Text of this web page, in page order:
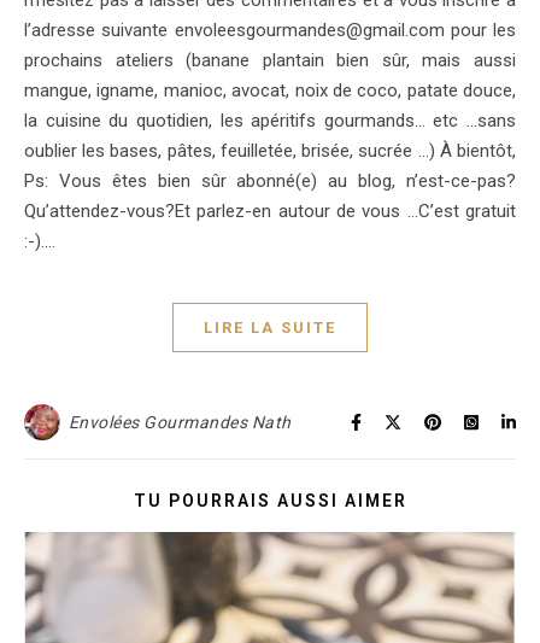
l’adresse suivante envoleesgourmandes@gmail.com pour les
prochains ateliers (banane plantain bien sûr, mais aussi
mangue, igname, manioc, avocat, noix de coco, patate douce,
la cuisine du quotidien, les apéritifs gourmands… etc …sans
oublier les bases, pâtes, feuilletée, brisée, sucrée …) À bientôt,
Ps: Vous êtes bien sûr abonné(e) au blog, n’est-ce-pas?
Qu’attendez-vous?Et parlez-en autour de vous …C’est gratuit
:-).…
LIRE LA SUITE
Envolées Gourmandes Nath
TU POURRAIS AUSSI AIMER